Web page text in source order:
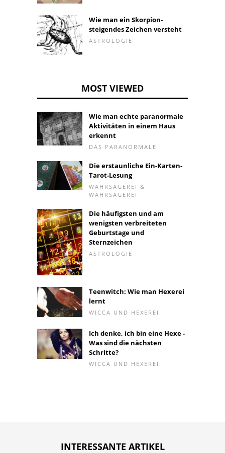
Wie man ein Skorpion-
steigendes Zeichen versteht
ASTROLOGIE
MOST VIEWED
Wie man echte paranormale
Aktivitäten in einem Haus
erkennt
DAS PARANORMALE
Die erstaunliche Ein-Karten-
Tarot-Lesung
WAHRSAGEREI &
WAHRSAGEREI
Die häufigsten und am
wenigsten verbreiteten
Geburtstage und
Sternzeichen
ASTROLOGIE
Teenwitch: Wie man Hexerei
lernt
WICCA UND HEXEREI
Ich denke, ich bin eine Hexe -
Was sind die nächsten
Schritte?
WICCA UND HEXEREI
INTERESSANTE ARTIKEL